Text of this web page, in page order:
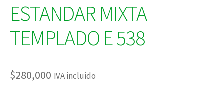
ESTANDAR MIXTA
TEMPLADO E 538
$280,000 IVA incluido